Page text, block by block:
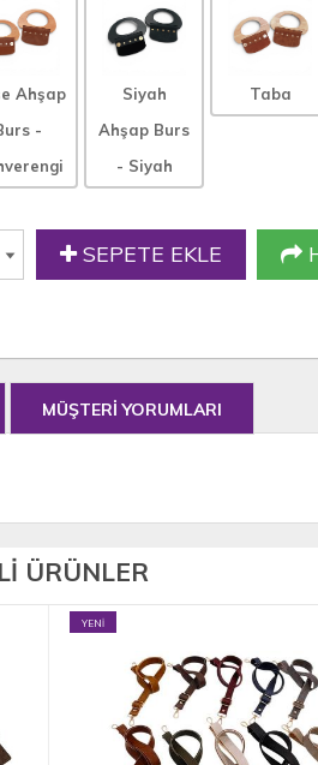
Ahşap
-
Siyah
Ahşap Burs
- Siyah
Taba
SEPETE EKLE
MÜŞTERİ YORUMLARI
ÜRÜNLER
YENİ